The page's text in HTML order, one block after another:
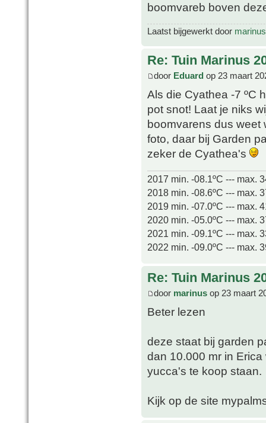
boomvareb boven
Laatst bijgewerkt door marinus
Re: Tuin Marinus
door Eduard op 23 maart
Als die Cyathea -7 ºC
pot snot! Laat je niks
boomvarens dus weet
foto, daar bij Garden
zeker de Cyathea's
2017 min. -08.1ºC --- max.
2018 min. -08.6ºC --- max.
2019 min. -07.0ºC --- max.
2020 min. -05.0ºC --- max.
2021 min. -09.1ºC --- max.
2022 min. -09.0ºC --- max.
Re: Tuin Marinus
door marinus op 23 maart
Beter lezen
deze staat bij garden
dan 10.000 mr in
yucca's te koop staan.
Kijk op de site